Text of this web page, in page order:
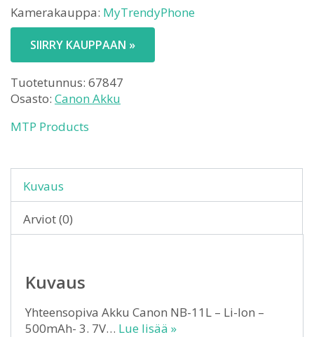
Kamerakauppa: MyTrendyPhone
SIIRRY KAUPPAAN »
Tuotetunnus: 67847
Osasto: Canon Akku
MTP Products
Kuvaus
Arviot (0)
Kuvaus
Yhteensopiva Akku Canon NB-11L – Li-Ion –
500mAh- 3. 7V… Lue lisää »